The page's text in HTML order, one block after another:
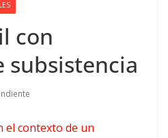
con
subsistencia
el contexto de un